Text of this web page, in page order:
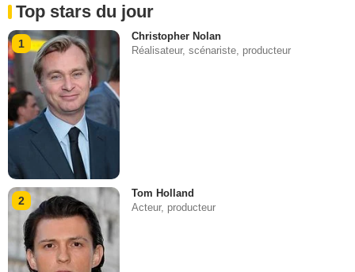
Top stars du jour
1
Christopher Nolan
Réalisateur, scénariste, producteur
2
Tom Holland
Acteur, producteur